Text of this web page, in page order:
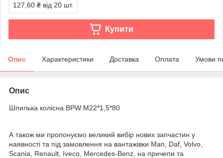
127,60 ₴ від 20 шт.
Купити
Опис Характеристики Доставка Оплата Умови
Опис
Шпилька колісна BPW M22*1,5*80
А також ми пропонуємо великий вибір нових запчастин у
наявності та під замовлення на вантажівки Man, Daf, Volvo,
Scania, Renault, Iveco, Mercedes-Benz, на причепи та